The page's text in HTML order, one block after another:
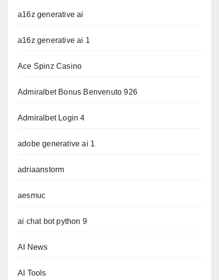
a16z generative ai
a16z generative ai 1
Ace Spinz Casino
Admiralbet Bonus Benvenuto 926
Admiralbet Login 4
adobe generative ai 1
adriaanstorm
aesmuc
ai chat bot python 9
AI News
AI Tools